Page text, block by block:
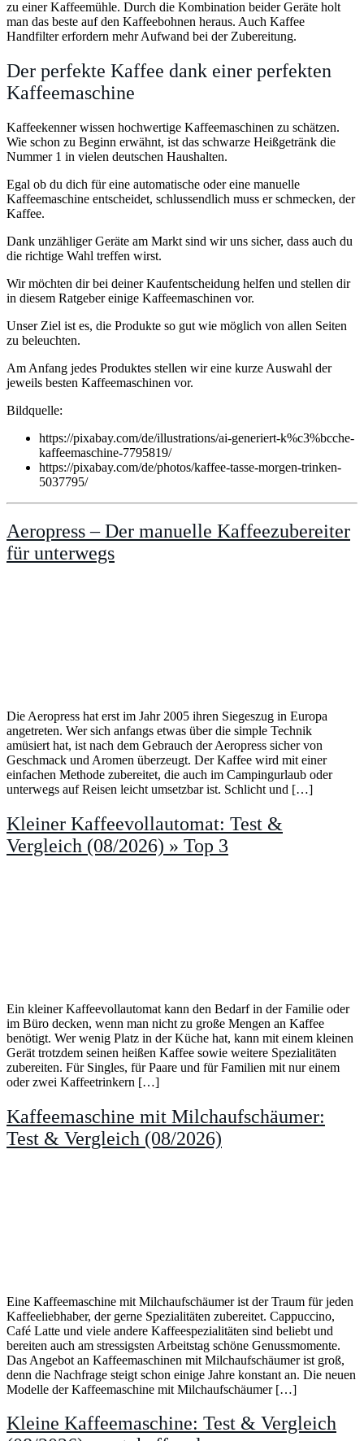
zu einer Kaffeemühle. Durch die Kombination beider Geräte holt
man das beste auf den Kaffeebohnen heraus. Auch Kaffee
Handfilter erfordern mehr Aufwand bei der Zubereitung.
Der perfekte Kaffee dank einer perfekten
Kaffeemaschine
Kaffeekenner wissen hochwertige Kaffeemaschinen zu schätzen.
Wie schon zu Beginn erwähnt, ist das schwarze Heißgetränk die
Nummer 1 in vielen deutschen Haushalten.
Egal ob du dich für eine automatische oder eine manuelle
Kaffeemaschine entscheidet, schlussendlich muss er schmecken, der
Kaffee.
Dank unzähliger Geräte am Markt sind wir uns sicher, dass auch du
die richtige Wahl treffen wirst.
Wir möchten dir bei deiner Kaufentscheidung helfen und stellen dir
in diesem Ratgeber einige Kaffeemaschinen vor.
Unser Ziel ist es, die Produkte so gut wie möglich von allen Seiten
zu beleuchten.
Am Anfang jedes Produktes stellen wir eine kurze Auswahl der
jeweils besten Kaffeemaschinen vor.
Bildquelle:
https://pixabay.com/de/illustrations/ai-generiert-k%c3%bcche-
kaffeemaschine-7795819/
https://pixabay.com/de/photos/kaffee-tasse-morgen-trinken-
5037795/
Aeropress – Der manuelle Kaffeezubereiter
für unterwegs
Die Aeropress hat erst im Jahr 2005 ihren Siegeszug in Europa
angetreten. Wer sich anfangs etwas über die simple Technik
amüsiert hat, ist nach dem Gebrauch der Aeropress sicher von
Geschmack und Aromen überzeugt. Der Kaffee wird mit einer
einfachen Methode zubereitet, die auch im Campingurlaub oder
unterwegs auf Reisen leicht umsetzbar ist. Schlicht und […]
Kleiner Kaffeevollautomat: Test &
Vergleich (08/2026) » Top 3
Ein kleiner Kaffeevollautomat kann den Bedarf in der Familie oder
im Büro decken, wenn man nicht zu große Mengen an Kaffee
benötigt. Wer wenig Platz in der Küche hat, kann mit einem kleinen
Gerät trotzdem seinen heißen Kaffee sowie weitere Spezialitäten
zubereiten. Für Singles, für Paare und für Familien mit nur einem
oder zwei Kaffeetrinkern […]
Kaffeemaschine mit Milchaufschäumer:
Test & Vergleich (08/2026)
Eine Kaffeemaschine mit Milchaufschäumer ist der Traum für jeden
Kaffeeliebhaber, der gerne Spezialitäten zubereitet. Cappuccino,
Café Latte und viele andere Kaffeespezialitäten sind beliebt und
bereiten auch am stressigsten Arbeitstag schöne Genussmomente.
Das Angebot an Kaffeemaschinen mit Milchaufschäumer ist groß,
denn die Nachfrage steigt schon einige Jahre konstant an. Die neuen
Modelle der Kaffeemaschine mit Milchaufschäumer […]
Kleine Kaffeemaschine: Test & Vergleich